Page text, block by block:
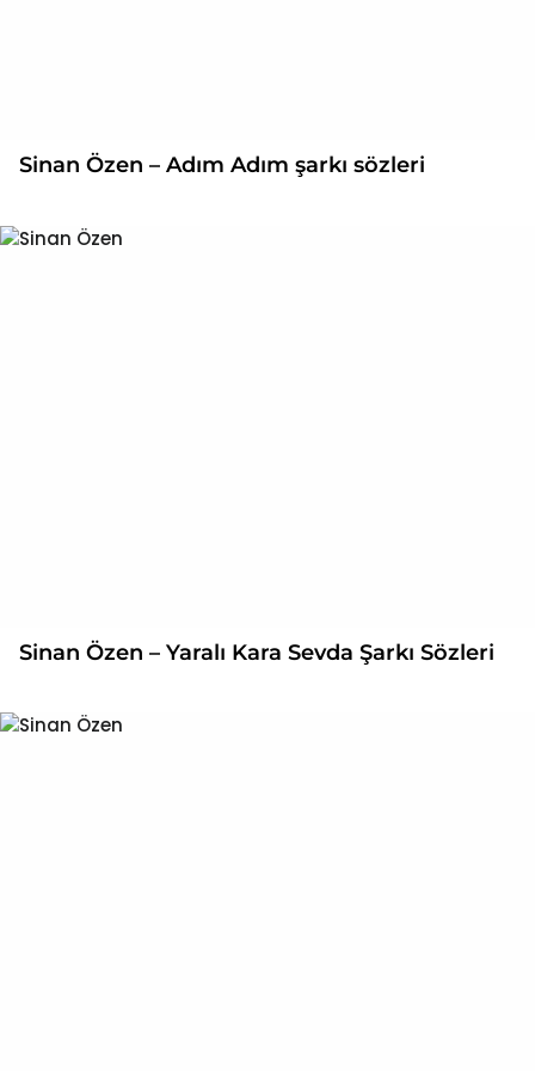
Sinan Özen – Adım Adım şarkı sözleri
Sinan Özen – Yaralı Kara Sevda Şarkı Sözleri